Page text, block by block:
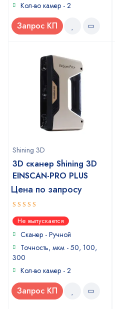
Кол-во камер - 2
Запрос КП
Shining 3D
3D сканер Shining 3D
EINSCAN-PRO PLUS
Цена по запросу
4.5out of
5Не выпускается
Сканер - Ручной
Точность, мкм - 50, 100,
300
Кол-во камер - 2
Запрос КП